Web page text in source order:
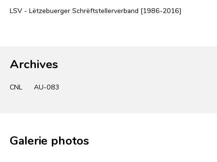
LSV - Lëtzebuerger Schrëftstellerverband [1986-2016]
Archives
CNL AU-083
Galerie photos